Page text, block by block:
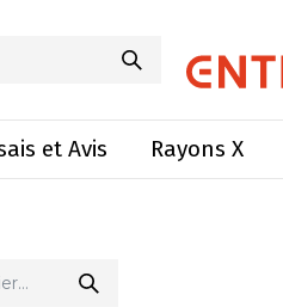
et Avis Rayons X